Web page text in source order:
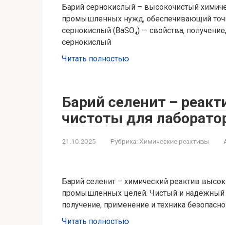
Барий сернокислый – высокочистый
промышленных нужд, обеспечивающий
сернокислый (BaSO₄) — свойства,
сернокислый
Читать полностью
Барий селенит –
чистоты для
21.10.2025 Рубрика: Химические реактивы
Барий селенит – химический реактив
промышленных целей. Чистый и надежный
получение, применение и техника
Читать полностью